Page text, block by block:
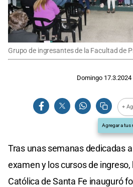
Grupo de ingresantes de la Facultad de
Domingo 17.3.2024
+
Agregar a tus
Tras unas semanas dedicadas
examen y los cursos de ingreso,
Católica de Santa Fe inauguró